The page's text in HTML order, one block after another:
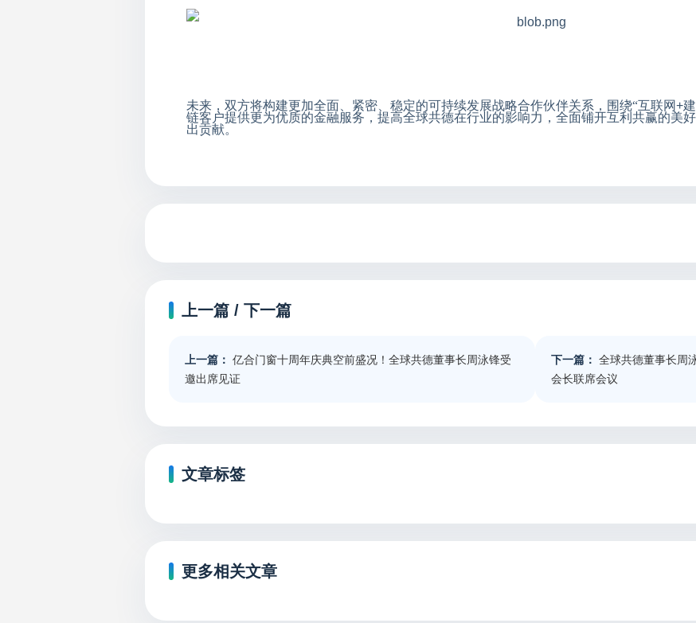
未来，双方将构建更加全面、紧密、稳定的可持续发展战略合作伙伴关系，围绕“互联网+
链客户提供更为优质的金融服务，提高全球共德在行业的影响力，全面铺开互利共赢的美
出贡献。
上一篇 / 下一篇
上一篇： 亿合门窗十周年庆典空前盛况！全球共德董事长周泳锋受
邀出席见证
下一篇： 全球共德董事长周
会长联席会议
文章标签
更多相关文章